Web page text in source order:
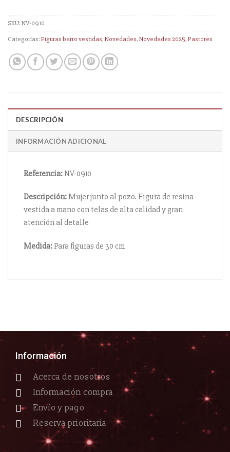
SKU:NV-0910
Categorías:Figuras barro vestidas,Novedades,Novedades 2025,Pastores
DESCRIPCIÓN
INFORMACIÓN ADICIONAL
Referencia: NV-0910
Descripción: Mujer junto al pozo. Figura de resina
vestida a mano con telas de alta calidad y gran
atención al detalle
Medida: Para figuras de 30 cm
Información
Acerca de nosotros
Información compra
Envío y pago
Reserva prioritaria